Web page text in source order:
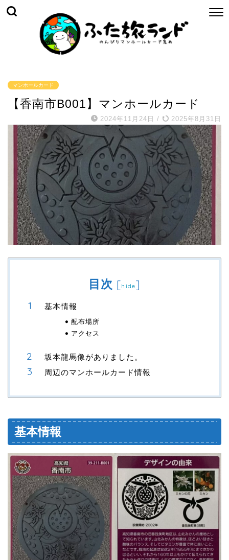
マンホールカード
【香南市B001】マンホールカード
2024年11月24日 / 2025年8月31日
目次 [hide]
基本情報
配布場所
アクセス
坂本龍馬像がありました。
周辺のマンホールカード情報
基本情報